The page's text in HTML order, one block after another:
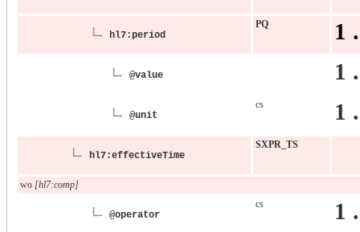
hl7:period
PQ 1
@value 1
@unit
cs 1
hl7:effectiveTime
SXPR_TS
wo [hl7:comp]
@operator
cs 1